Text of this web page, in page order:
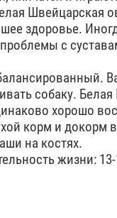
Швейцарская
здоровье.
с
собаку.
хорошо
корм и докорм
на костях.
жизни: 13-